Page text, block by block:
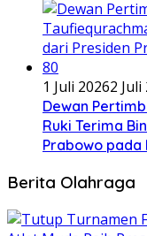
1 Juli 20262 Juli
Dewan
Ruki Terima
Prabowo
Berita Olahraga